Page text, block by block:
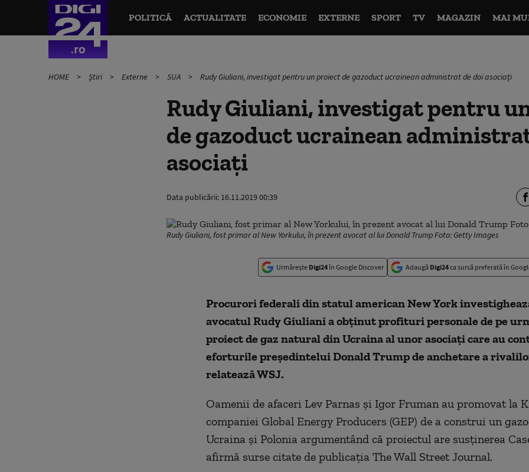
POLITICĂ ACTUALITATE ECONOMIE EXTERNE SPORT TV MAGAZIN MAI
HOME Știri Externe SUA Rudy Giuliani, investigat pentru un proiect de gazoduct ucrainean administrat de doi asociaţi
Rudy Giuliani, investigat pentru
de gazoduct ucrainean
asociaţi
Data publicării: 16.11.2019 00:39
Rudy Giuliani, fost primar al New Yorkului, în prezent avocat al lui Donald Trump Foto: Getty Images
Urmărește Digi24în Google Discover Adaugă Digi24ca sursă preferată în
Procurori federali din statul american New York
avocatul Rudy Giuliani a obţinut profituri personale de pe
proiect de gaz natural din Ucraina al unor asociaţi care au
eforturile preşedintelui Donald Trump de anchetare a
relatează WSJ.
Oamenii de afaceri Lev Parnas şi Igor Fruman au promovat la
companiei Global Energy Producers (GEP) de a construi un
Ucraina şi Polonia argumentând că proiectul are susţinerea
afirmă surse citate de publicaţia The Wall Street Journal.